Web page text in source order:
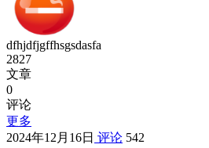
dfhjdfjgffhsgsdasfa
2827
文章
0
评论
更多
2024年12月16日 评论 542